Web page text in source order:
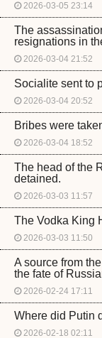
2026-03-05 23:14
The
resignations in
2026-03-04 21:52
Socialite sent to
2026-03-04 20:52
Bribes were
2026-03-04 18:52
The head of the
detained.
2026-03-03 11:57
The Vodka King
2026-03-03 11:50
A source from
the fate of
2026-02-24 17:11
Where did Putin
2026-02-18 02:11